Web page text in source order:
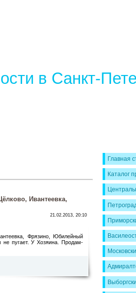
в Санкт-
Ивантеевка,
21.02.2013, 20:10
Фрязино, Юбилейный
пугает. У Хозяина. Продам-
Главная
Каталог